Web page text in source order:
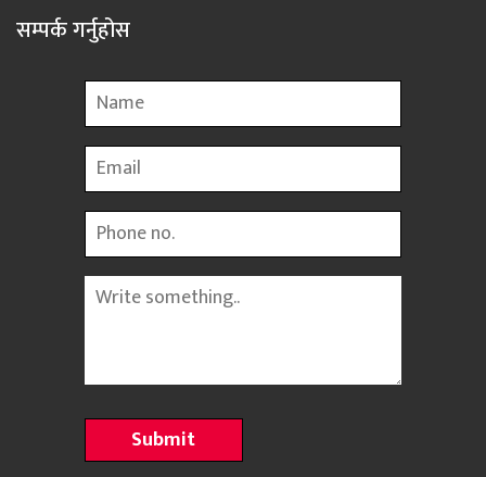
सम्पर्क गर्नुहोस
Name
Email
Phone
Message